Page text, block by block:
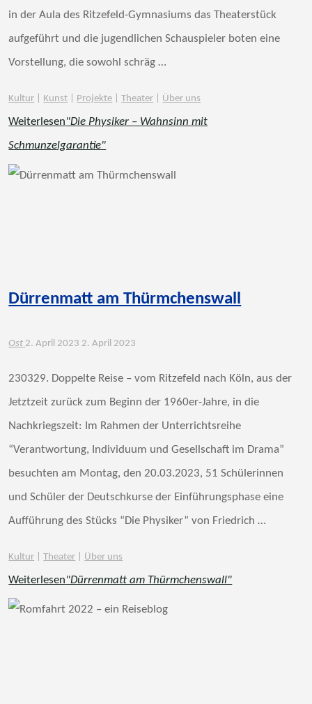
in der Aula des Ritzefeld-Gymnasiums das Theaterstück
aufgeführt und die jugendlichen Schauspieler boten eine
Vorstellung, die sowohl schräg …
Kultur Kunst Projekte Theater Über uns
Weiterlesen"Die Physiker – Wahnsinn mit
Schmunzelgarantie"
Dürrenmatt am Thürmchenswall
Ost 2. April 2023 2. April 2023
230329. Doppelte Reise – vom Ritzefeld nach Köln, aus der
Jetztzeit zurück zum Beginn der 1960er-Jahre, in die
Nachkriegszeit: Im Rahmen der Unterrichtsreihe
“Verantwortung, Individuum und Gesellschaft im Drama”
besuchten am Montag, den 20.03.2023, 51 Schülerinnen
und Schüler der Deutschkurse der Einführungsphase eine
Aufführung des Stücks “Die Physiker” von Friedrich …
Kultur Theater Über uns
Weiterlesen"Dürrenmatt am Thürmchenswall"